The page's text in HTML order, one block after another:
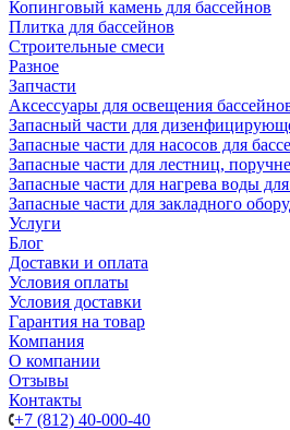
Копинговый камень для бассейнов
Плитка для бассейнов
Строительные смеси
Разное
Запчасти
Аксессуары для освещения
Запасный части для
Запасные части для насосов для
Запасные части для лестниц,
Запасные части для нагрева воды
Запасные части для закладного
Услуги
Блог
Доставки и оплата
Условия оплаты
Условия доставки
Гарантия на товар
Компания
О компании
Отзывы
Контакты
+7 (812) 40-000-40